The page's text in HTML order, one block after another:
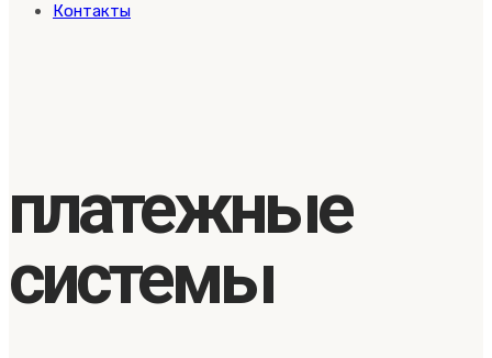
Контакты
платежные
системы